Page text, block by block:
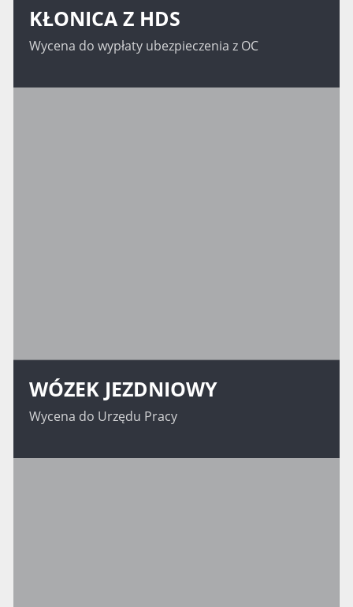
KŁONICA Z HDS
Wycena do wypłaty ubezpieczenia z OC
WÓZEK JEZDNIOWY
Wycena do Urzędu Pracy